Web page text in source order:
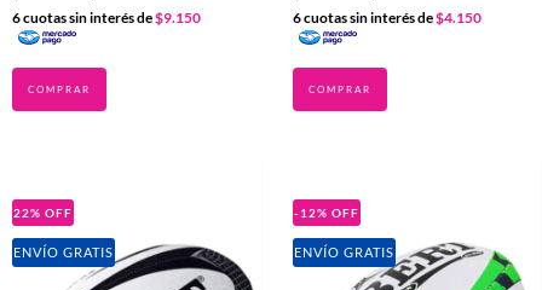
6cuotas sin interés de$9.150 6cuotas sin interés de$4.150
22% OFF
ENVÍO GRATIS
-12% OFF
ENVÍO GRATIS